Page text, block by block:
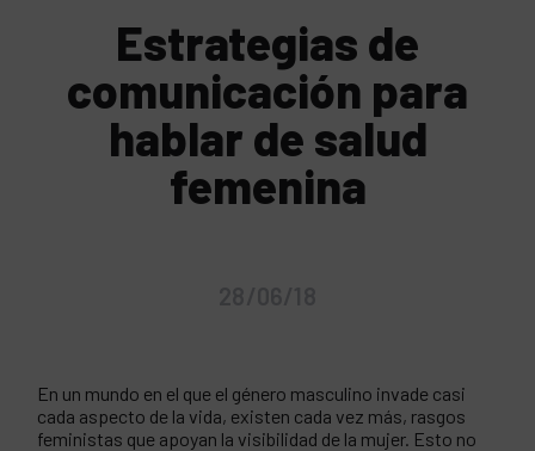
Estrategias de
comunicación para
hablar de salud
femenina
En un mundo en el que el género masculino invade casi
cada aspecto de la vida, existen cada vez más, rasgos
feministas que apoyan la visibilidad de la mujer. Esto no